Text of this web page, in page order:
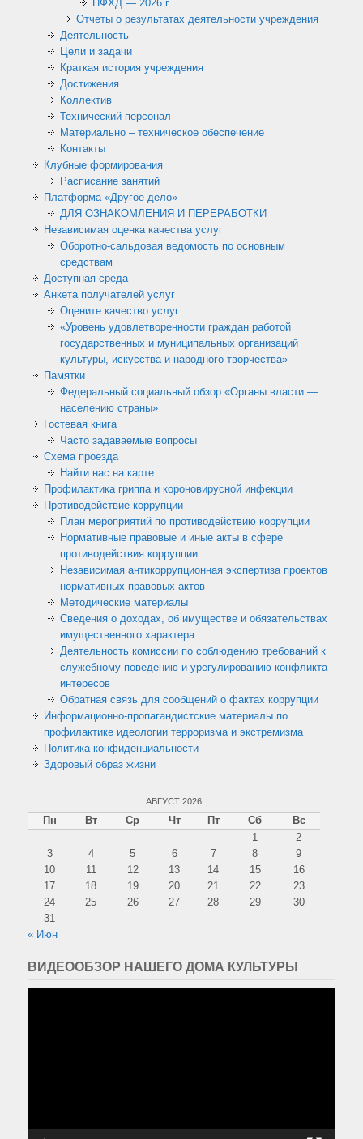
ПФХД — 2026 г.
Отчеты о результатах деятельности учреждения
Деятельность
Цели и задачи
Краткая история учреждения
Достижения
Коллектив
Технический персонал
Материально – техническое обеспечение
Контакты
Клубные формирования
Расписание занятий
Платформа «Другое дело»
ДЛЯ ОЗНАКОМЛЕНИЯ И ПЕРЕРАБОТКИ
Независимая оценка качества услуг
Оборотно-сальдовая ведомость по основным
средствам
Доступная среда
Анкета получателей услуг
Оцените качество услуг
«Уровень удовлетворенности граждан работой
государственных и муниципальных организаций
культуры, искусства и народного творчества»
Памятки
Федеральный социальный обзор «Органы власти —
населению страны»
Гостевая книга
Часто задаваемые вопросы
Схема проезда
Найти нас на карте:
Профилактика гриппа и короновирусной инфекции
Противодействие коррупции
План мероприятий по противодействию коррупции
Нормативные правовые и иные акты в сфере
противодействия коррупции
Независимая антикоррупционная экспертиза проектов
нормативных правовых актов
Методические материалы
Сведения о доходах, об имуществе и обязательствах
имущественного характера
Деятельность комиссии по соблюдению требований к
служебному поведению и урегулированию конфликта
интересов
Обратная связь для сообщений о фактах коррупции
Информационно-пропагандистские материалы по
профилактике идеологии терроризма и экстремизма
Политика конфиденциальности
Здоровый образ жизни
АВГУСТ 2026
Пн Вт Ср Чт Пт Сб
Вс
1
2
3
4 5 6 7 8
9
10
11 12 13 14 15
16
17
18 19 20 21 22
23
24
25 26 27 28 29
30
31
« Июн
ВИДЕООБЗОР НАШЕГО ДОМА КУЛЬТУРЫ